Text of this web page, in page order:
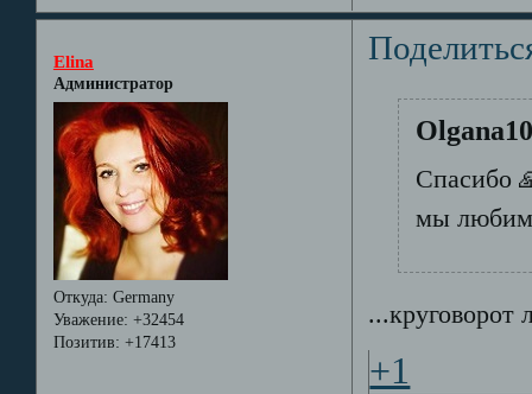
Elina
Администратор
Откуда: Germany
Уважение: +32454
Позитив: +17413
Спасибо
мы
...круговорот
+1